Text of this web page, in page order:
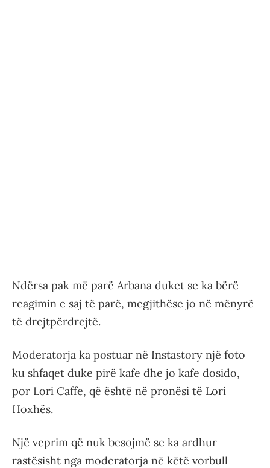
Ndërsa pak më parë Arbana duket se ka bërë
reagimin e saj të parë, megjithëse jo në mënyrë
të drejtpërdrejtë.
Moderatorja ka postuar në Instastory një foto
ku shfaqet duke pirë kafe dhe jo kafe dosido,
por Lori Caffe, që është në pronësi të Lori
Hoxhës.
Një veprim që nuk besojmë se ka ardhur
rastësisht nga moderatorja në këtë vorbull